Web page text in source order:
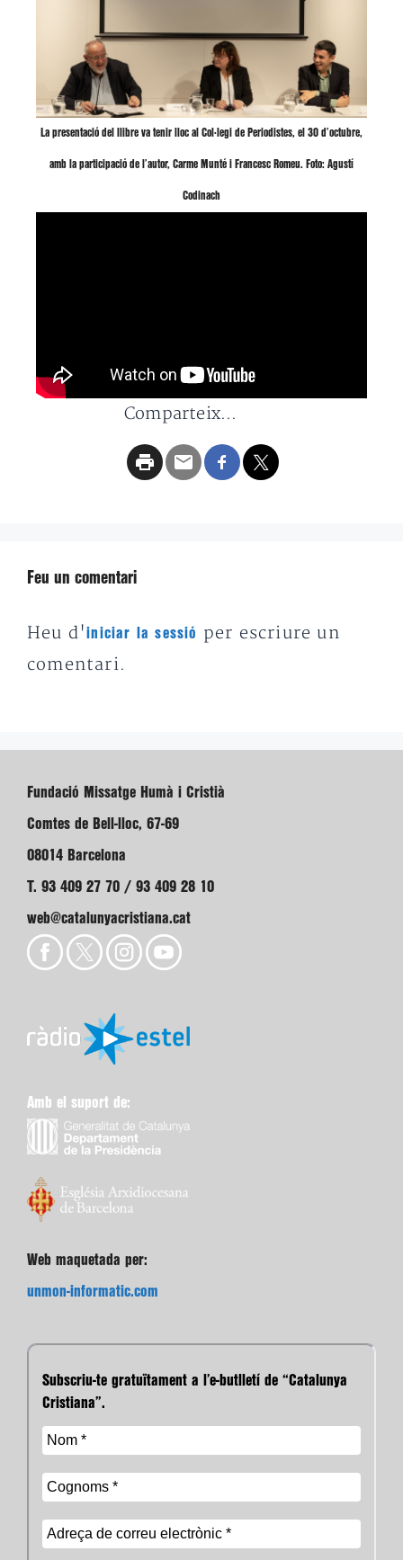
La presentació del llibre va tenir lloc al Col·legi de Periodistes, el 30 d’octubre,
amb la participació de l’autor, Carme Munté i Francesc Romeu. Foto: Agustí
Codinach
Comparteix...
Feu un comentari
Heu d'iniciar la sessió
per escriure un
comentari.
Fundació Missatge Humà i Cristià
Comtes de Bell-lloc, 67-69
08014 Barcelona
T. 93 409 27 70 / 93 409 28 10
web@catalunyacristiana.cat
Amb el suport de:
Web maquetada per:
unmon-informatic.com
Subscriu-te gratuïtament a l’e-butlletí de “Catalunya
Cristiana”.